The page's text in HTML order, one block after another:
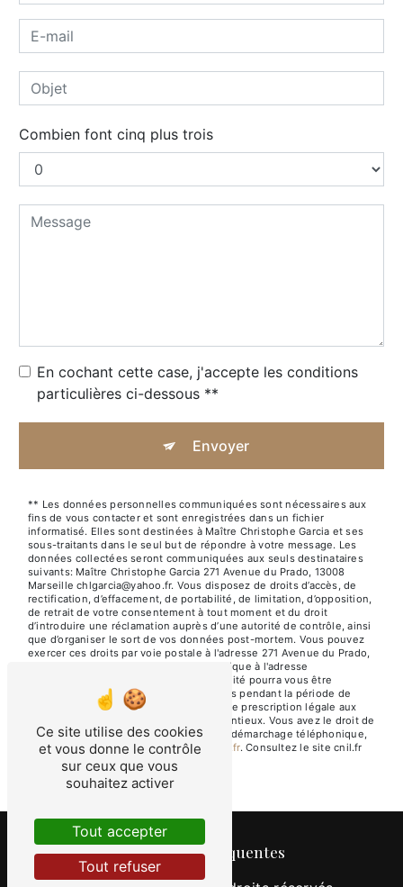
Combien font cinq plus trois
En cochant cette case, j'accepte les conditions
particulières ci-dessous **
Envoyer
** Les données personnelles communiquées sont nécessaires aux
fins de vous contacter et sont enregistrées dans un fichier
informatisé. Elles sont destinées à Maître Christophe Garcia et ses
sous-traitants dans le seul but de répondre à votre message. Les
données collectées seront communiquées aux seuls destinataires
suivants: Maître Christophe Garcia 271 Avenue du Prado, 13008
Marseille chlgarcia@yahoo.fr. Vous disposez de droits d’accès, de
rectification, d’effacement, de portabilité, de limitation, d’opposition,
de retrait de votre consentement à tout moment et du droit
d’introduire une réclamation auprès d’une autorité de contrôle, ainsi
que d’organiser le sort de vos données post-mortem. Vous pouvez
exercer ces droits par voie postale à l'adresse 271 Avenue du Prado,
13008 Marseille ou par courrier électronique à l'adresse
chlgarcia@yahoo.fr. Un justificatif d'identité pourra vous être
demandé. Nous conservons vos données pendant la période de
prise de contact puis pendant la durée de prescription légale aux
fins probatoires et de gestion des contentieux. Vous avez le droit de
vous inscrire sur la liste d'opposition au démarchage téléphonique,
disponible à cette adresse:Bloctel.gouv.fr. Consultez le site cnil.fr
pour plus d’informations sur vos droits.
Recherches fréquentes
Ce site utilise des cookies
et vous donne le contrôle
sur ceux que vous
souhaitez activer
Tout accepter
Tout refuser